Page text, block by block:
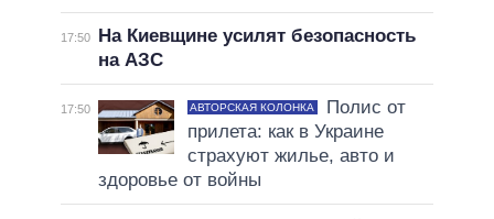
17:50
На Киевщине усилят безопасность
на АЗС
17:50 АВТОРСКАЯ КОЛОНКА
Полис от
прилета: как в Украине
страхуют жилье, авто и
здоровье от войны